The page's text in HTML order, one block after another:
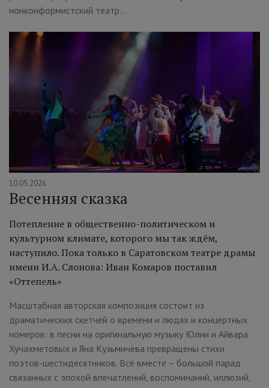
нонконформистский театр…
10.05.2026
Весенняя сказка
Потепление в общественно-политическом и
культурном климате, которого мы так ждём,
наступило. Пока только в Саратовском театре драмы
имени И.А. Слонова: Иван Комаров поставил
«Оттепель»
Масштабная авторская композиция состоит из
драматических скетчей о времени и людях и концертных
номеров: в песни на оригинальную музыку Юлии и Айвара
Хучахметовых и Яна Кузьмичёва превращены стихи
поэтов-шестидесятников. Всё вместе – большой парад
связанных с эпохой впечатлений, воспоминаний, иллюзий,